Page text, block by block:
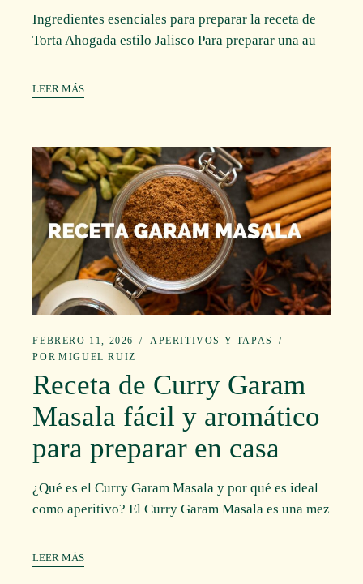
Ingredientes esenciales para preparar la receta de
Torta Ahogada estilo Jalisco Para preparar una au
LEER MÁS
FEBRERO 11, 2026
APERITIVOS Y TAPAS
POR MIGUEL RUIZ
Receta de Curry Garam
Masala fácil y aromático
para preparar en casa
¿Qué es el Curry Garam Masala y por qué es ideal
como aperitivo? El Curry Garam Masala es una mez
LEER MÁS